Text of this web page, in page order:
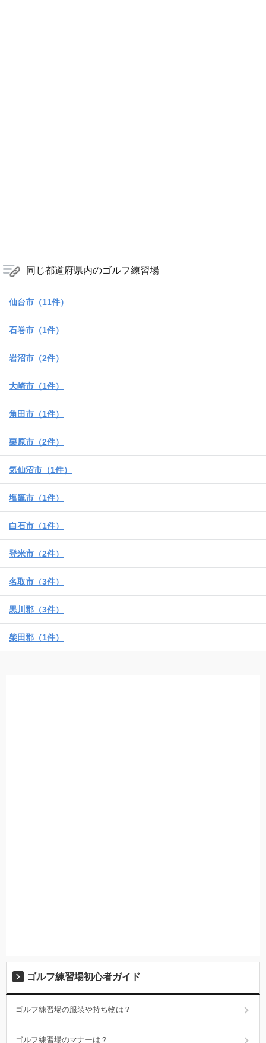
同じ都道府県内のゴルフ練習場
仙台市（11件）
石巻市（1件）
岩沼市（2件）
大崎市（1件）
角田市（1件）
栗原市（2件）
気仙沼市（1件）
塩竈市（1件）
白石市（1件）
登米市（2件）
名取市（3件）
黒川郡（3件）
柴田郡（1件）
ゴルフ練習場初心者ガイド
ゴルフ練習場の服装や持ち物は？
ゴルフ練習場のマナーは？